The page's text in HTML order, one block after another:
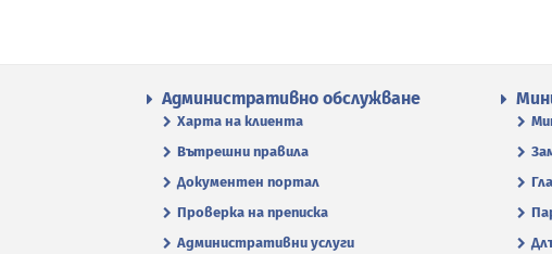
Административно обслужване
Харта на клиента
Вътрешни правила
Документен портал
Проверка на преписка
Административни услуги